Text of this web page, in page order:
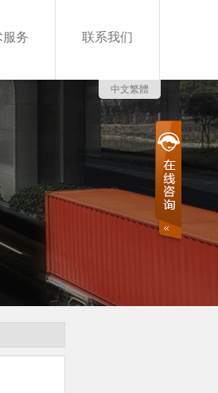
服务 联系我们
中文繁體